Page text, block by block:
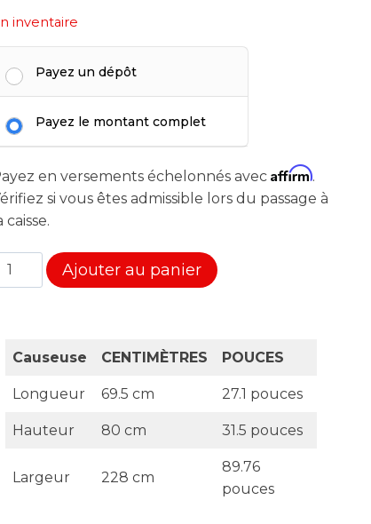
inventaire
Payez un dépôt
Payez le montant complet
en versements échelonnés avec Affirm.
si vous êtes admissible lors du passage à
caisse.
Ajouter au panier
Causeuse CENTIMÈTRES POUCES
Longueur 69.5 cm 27.1 pouces
Hauteur 80 cm 31.5 pouces
Largeur 228 cm
89.76
pouces